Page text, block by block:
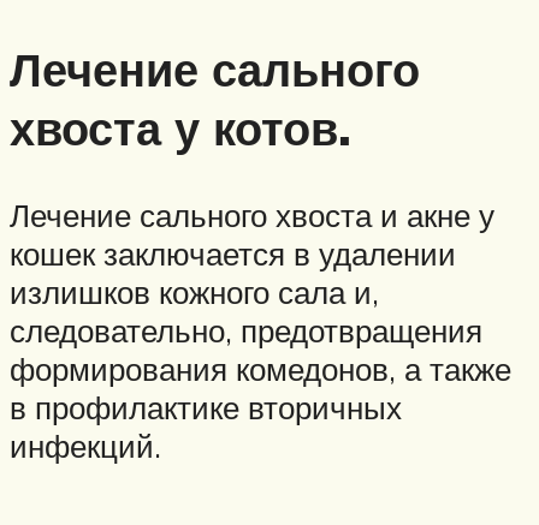
Лечение сального
хвоста у котов.
Лечение сального хвоста и акне у
кошек заключается в удалении
излишков кожного сала и,
следовательно, предотвращения
формирования комедонов, а также
в профилактике вторичных
инфекций.